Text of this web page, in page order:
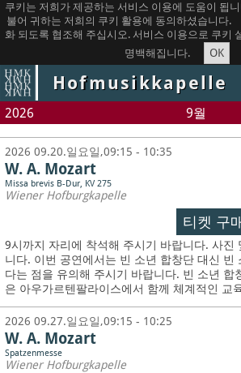
쿠키는 저희가 제공하는 서비스 이용에 도움이 됩
불어 귀하는 저희의 쿠키 활용에 동의하셨습니다.
화 되도록 협조해 주십시오. 서비스 이용으로 쿠키
명백해집니다.
OK
Hofmusikkapelle
2026 9월
2026 09.20.일요일,09:15 - 10:35
W. A. Mozart
Missa brevis B-Dur, KV 275
Wiener Hofburgkapelle
티켓 구
9시까지 자리에 착석해 주시기 바랍니다. 사진
니다. 이번 공연에서는 빈 소년 합창단 대신 빈
다는 점을 유의해 주시기 바랍니다. 빈 소년 합
은 아우가르텐팔라이스에서 함께 체계적인 교
2026 09.27.일요일,09:15 - 10:25
W. A. Mozart
Spatzenmesse
Wiener Hofburgkapelle